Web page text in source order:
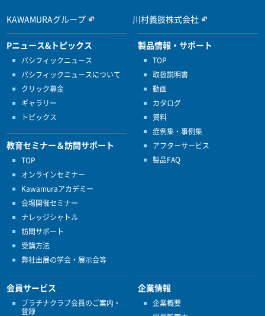
KAWAMURAグループ 川村義肢株式会社
Pニュース&トピックス
パシフィックニュース
パシフィックニュースについて
クリック募金
ギャラリー
トピックス
教育セミナー＆訪問サポート
TOP
オンラインセミナー
Kawamuraアカデミー
会場開催セミナー
ナレッジシャトル
訪問サポート
受講方法
弊社出展の学会・展示会等
製品情報・サポート
TOP
取扱説明書
動画
カタログ
資料
症例集・事例集
アフターサービス
製品FAQ
会員サービス
プラチナクラブ会員のご案内・
登録
企業情報
企業概要